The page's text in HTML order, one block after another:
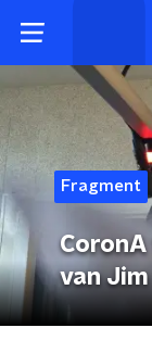
Fragment